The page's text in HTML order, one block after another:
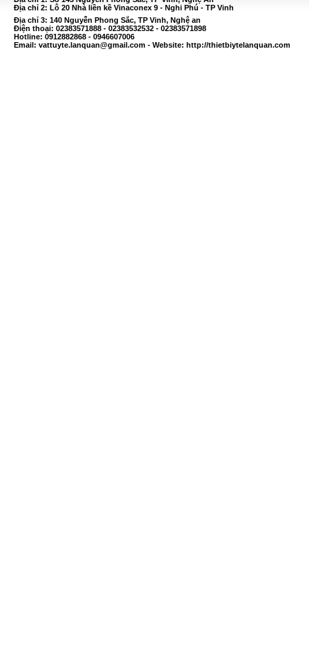
Địa chỉ 2: Lô 20 Nhà liền kề Vinaconex 9 - Nghi Phú - TP Vinh
Địa chỉ 3: 140 Nguyễn Phong Sắc, TP Vinh, Nghệ an
Điện thoại: 02383571888 - 02383532532 - 02383571898
Hotline: 0912882868 - 0946607006
Email: vattuyte.lanquan@gmail.com - Website: http://thietbiytelanquan.com